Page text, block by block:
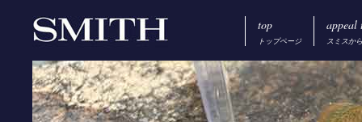
top
トップページ
appeal
スミスか